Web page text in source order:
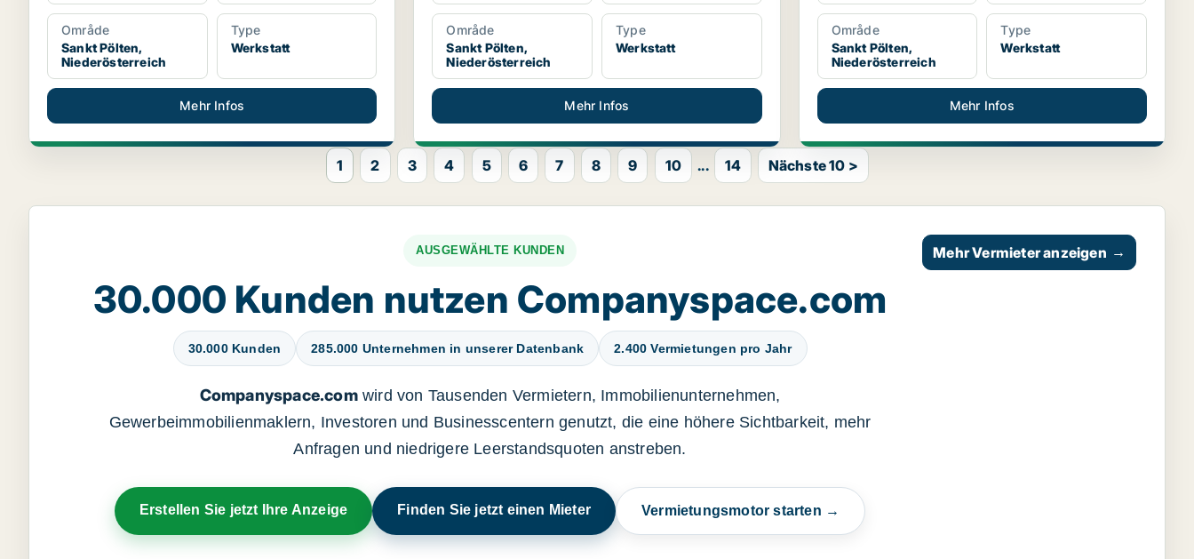
Område
Sankt Pölten,
Niederösterreich
Type
Werkstatt
Mehr Infos
Område
Sankt Pölten,
Niederösterreich
Type
Werkstatt
Mehr Infos
Område
Sankt Pölten,
Niederösterreich
Type
Werkstatt
Mehr Infos
1 2 3 4 5 6 7 8 9 10 ... 14 Nächste 10 >
AUSGEWÄHLTE KUNDEN
30.000 Kunden nutzen Companyspace.com
30.000 Kunden 285.000 Unternehmen in unserer Datenbank 2.400 Vermietungen pro Jahr
Companyspace.comwird von Tausenden Vermietern, Immobilienunternehmen,
Gewerbeimmobilienmaklern, Investoren und Businesscentern genutzt, die eine höhere Sichtbarkeit, mehr
Anfragen und niedrigere Leerstandsquoten anstreben.
Erstellen Sie jetzt Ihre Anzeige Finden Sie jetzt einen Mieter Vermietungsmotor starten →
Mehr Vermieter anzeigen →